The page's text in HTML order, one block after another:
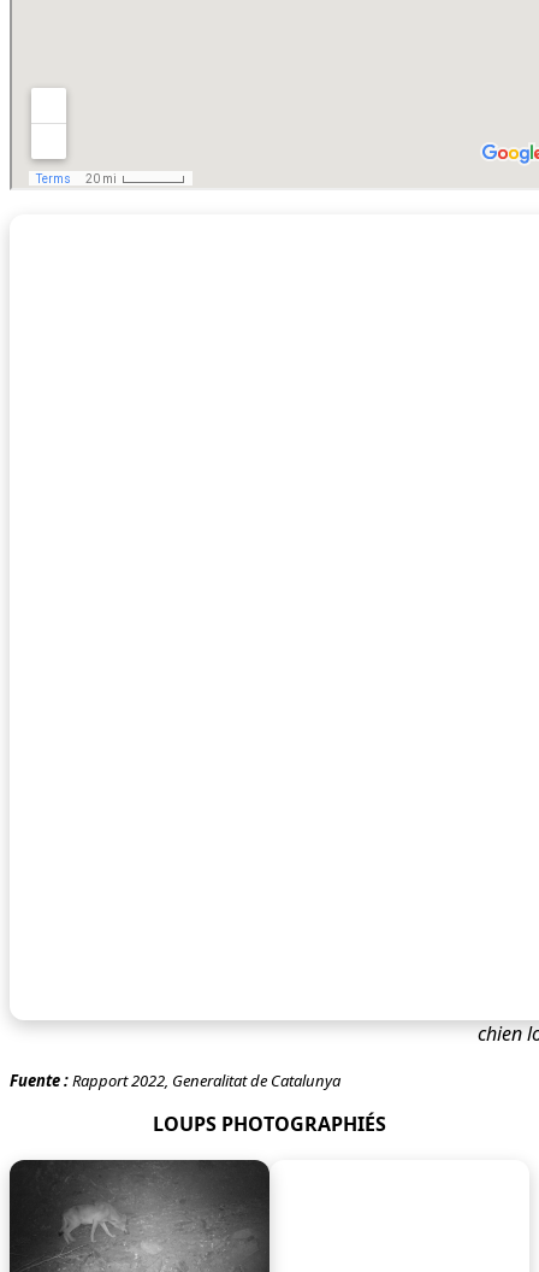
chien
Fuente :Rapport 2022, Generalitat de Catalunya
LOUPS PHOTOGRAPHIÉS